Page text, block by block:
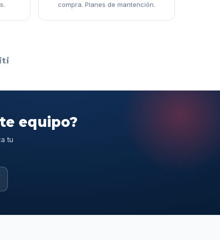
compra. Planes de mantención.
equipo?
tu